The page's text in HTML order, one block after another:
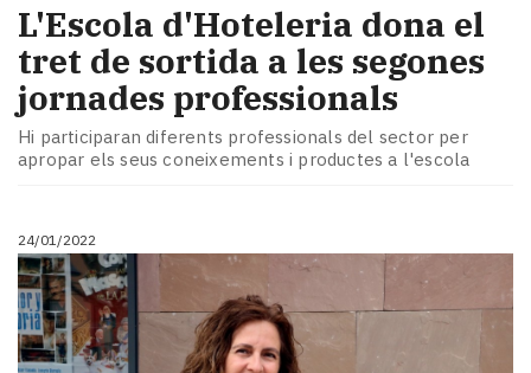
L'Escola d'Hoteleria dona el
tret de sortida a les segones
jornades professionals
Hi participaran diferents professionals del sector per
apropar els seus coneixements i productes a l'escola
24/01/2022